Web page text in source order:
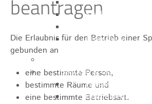
Stadthalle großer
Tennishalle
Steuern & Gebühren
Hundesteuer
beantragen
Die Erlaubnis für den Betrieb einer
gebunden an
eine bestimmte Person,
bestimmte Räume und
eine bestimmte Betriebsart.